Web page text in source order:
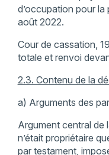
d’occupation pour
août 2022.
Cour de cassation,
totale et renvoi
2.3. Contenu de la
a) Arguments des
Argument central de
n’était propriétaire
par testament,